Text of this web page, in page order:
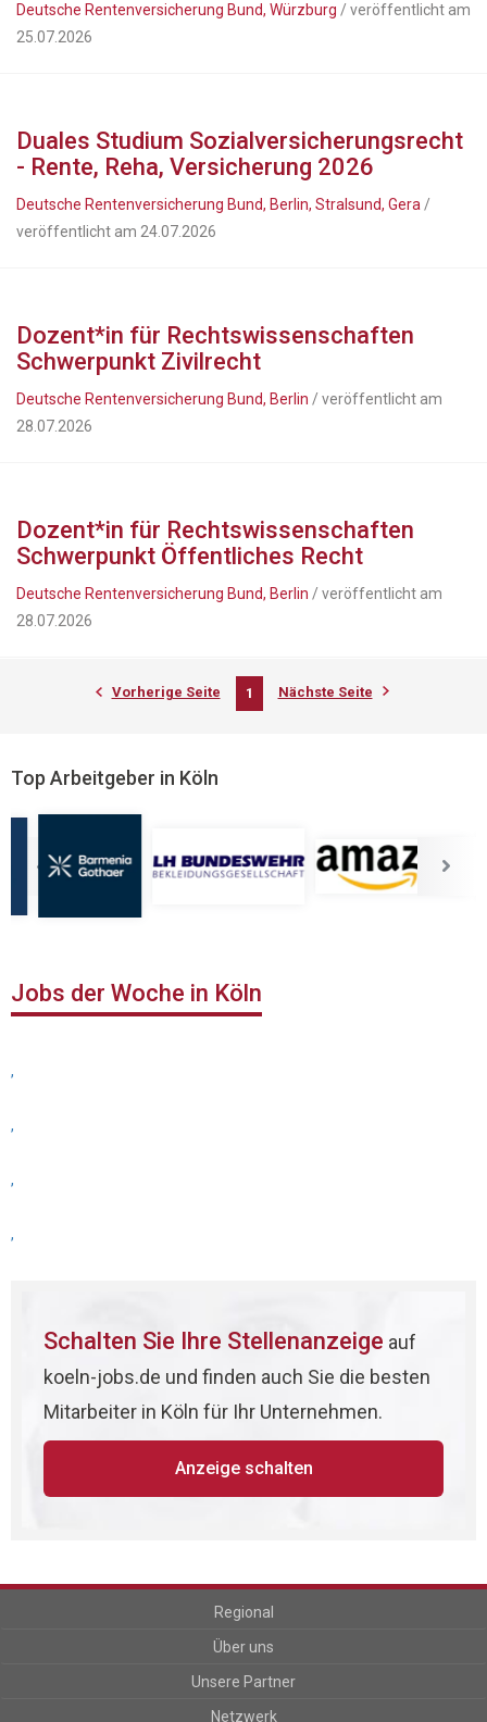
Deutsche Rentenversicherung Bund, Würzburg / veröffentlicht am
25.07.2026
Duales Studium Sozialversicherungsrecht
- Rente, Reha, Versicherung 2026
Deutsche Rentenversicherung Bund, Berlin, Stralsund, Gera /
veröffentlicht am 24.07.2026
Dozent*in für Rechtswissenschaften
Schwerpunkt Zivilrecht
Deutsche Rentenversicherung Bund, Berlin / veröffentlicht am
28.07.2026
Dozent*in für Rechtswissenschaften
Schwerpunkt Öffentliches Recht
Deutsche Rentenversicherung Bund, Berlin / veröffentlicht am
28.07.2026
Vorherige Seite 1 Nächste Seite
Top Arbeitgeber in Köln
Jobs der Woche in Köln
,
,
,
,
Schalten Sie Ihre Stellenanzeige auf
koeln-jobs.de und finden auch Sie die besten
Mitarbeiter in Köln für Ihr Unternehmen.
Anzeige schalten
Regional
Über uns
Unsere Partner
Netzwerk